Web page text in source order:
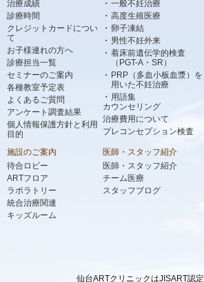
治療成績
診療時間
クレジットカードについ
て
お子様連れの方へ
診療担当一覧
セミナーのご案内
各種教室予定表
よくあるご質問
アンケート調査結果
個人情報保護方針と利用
目的
一般不妊治療
高度生殖医療
卵子凍結
男性不妊外来
着床前遺伝学的検査
（PGT-A・SR）
PRP（多血小板血漿）を
用いた不妊治療
用語集
カウンセリング
治療費用について
プレコンセプション検査
施設のご案内
待合ロビー
ARTフロア
ラボラトリー
統合治療関連
キッズルーム
医師・スタッフ紹介
医師・スタッフ紹介
チーム医療
スタッフブログ
仙台ARTクリニックはJISART認